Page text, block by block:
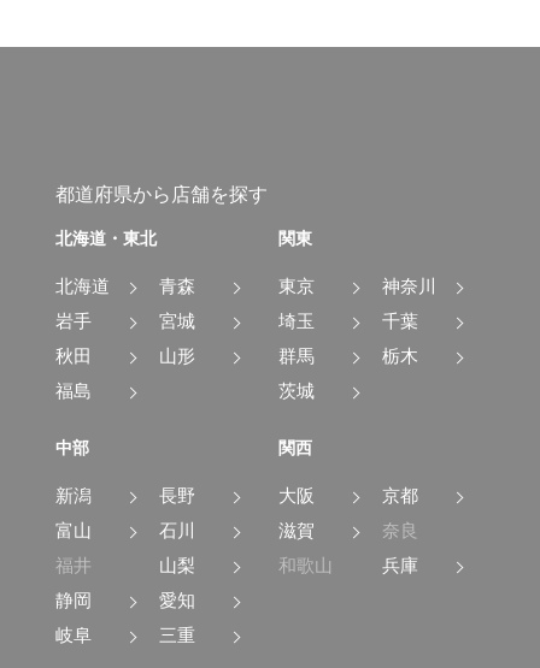
都道府県から店舗を探す
北海道・東北
北海道
青森
岩手
宮城
秋田
山形
福島
関東
東京
神奈川
埼玉
千葉
群馬
栃木
茨城
中部
新潟
長野
富山
石川
福井
山梨
静岡
愛知
岐阜
三重
関西
大阪
京都
滋賀
奈良
和歌山
兵庫